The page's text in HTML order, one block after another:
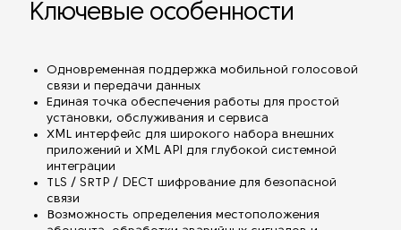
Ключевые особенности
Одновременная поддержка мобильной голосовой
связи и передачи данных
Единая точка обеспечения работы для простой
установки, обслуживания и сервиса
XML интерфейс для широкого набора внешних
приложений и XML API для глубокой системной
интеграции
TLS / SRTP / DECT шифрование для безопасной
связи
Возможность определения местоположения